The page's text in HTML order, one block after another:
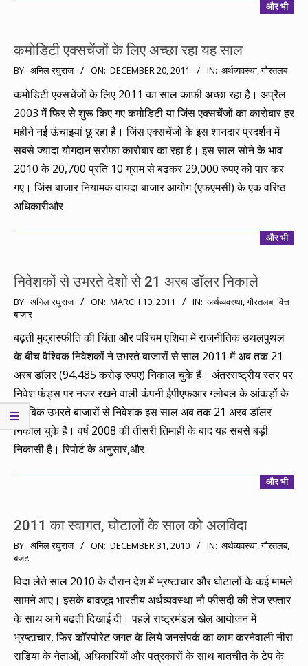
और भी
कमोडिटी एक्सचेंजों के लिए अच्छा रहा यह साल
2011-
12-
20
BY: अनिल रघुराज ON: DECEMBER 20, 2011 IN: अर्थव्यवस्था,गौरतलब
कमोडिटी एक्सचेंजों के लिए 2011 का साल काफी अच्छा रहा है। अप्रैल
2003 में फिर से शुरू किए गए कमोडिटी या जिंस एक्सचेंजों का कारोबार हर
महीने नई ऊंचाइयां छू रहा है। जिंस एक्सचेंजों के इस शानदार प्रदर्शन में
सबसे ज्यादा योगदान सर्राफा कारोबार का रहा है। इस साल सोने के भाव
2010 के 20,700 प्रति 10 ग्राम से बढ़कर 29,000 रुपए को पार कर
गए। जिंस बाजार नियामक वायदा बाजार आयोग (एफएमसी) के एक वरिष्ठ
अधिकारीऔर
और भी
निवेशकों से उभरते देशों से 21 अरब डॉलर निकाले
2011-
03-
10
BY: अनिल रघुराज ON: MARCH 10, 2011 IN: अर्थव्यवस्था,गौरतलब,वित्त
बाजार
बढ़ती मुद्रास्फीति की चिंता और पश्चिम एशिया में राजनीतिक उथलपुथल
के बीच वैश्विक निवेशकों ने उभरते बाजारों से साल 2011 में अब तक 21
अरब डॉलर (94,485 करोड़ रुपए) निकाल चुके हैं। अंतरराष्ट्रीय स्तर पर
निवेश फंड्स पर नजर रखने वाली कंपनी ईपीएफआर ग्लोबल के आंकड़ों के
मुताबिक उभरते बाजारों से निवेशक इस साल अब तक 21 अरब डॉलर
निकाल चुके हैं। वर्ष 2008 की तीसरी तिमाही के बाद यह सबसे बड़ी
निकासी है। रिपोर्ट के अनुसार,और
और भी
2011 का स्वागत, घोटालों के साल को अलविदा
2010-
12-
31
BY: अनिल रघुराज ON: DECEMBER 31, 2010 IN: अर्थव्यवस्था,गौरतलब,
बजट
विदा लेते साल 2010 के दौरान देश में भ्रष्टाचार और घोटालों के कई मामले
सामने आए। इसके बावजूद भारतीय अर्थव्यवस्था नौ फीसदी की तेज रफ्तार
के साथ आगे बढती दिखाई दी। पहले राष्ट्रमंडल खेल आयोजन में
भ्रष्टाचार, फिर कॉरपोरेट जगत के लिये जनसंपर्क का काम करनेवाली नीरा
राडिया के नेताओं, अधिकारियों और पत्रकारों के साथ बातचीत के टेप के